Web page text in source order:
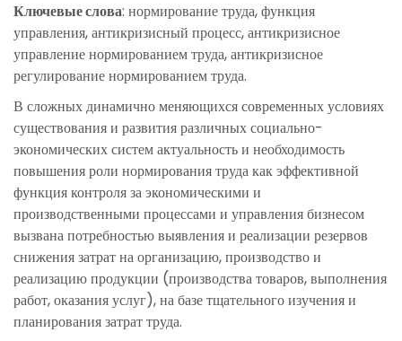
Ключевые слова: нормирование труда, функция
управления, антикризисный процесс, антикризисное
управление нормированием труда, антикризисное
регулирование нормированием труда.
В сложных динамично меняющихся современных условиях
существования и развития различных социально-
экономических систем актуальность и необходимость
повышения роли нормирования труда как эффективной
функция контроля за экономическими и
производственными процессами и управления бизнесом
вызвана потребностью выявления и реализации резервов
снижения затрат на организацию, производство и
реализацию продукции (производства товаров, выполнения
работ, оказания услуг), на базе тщательного изучения и
планирования затрат труда.